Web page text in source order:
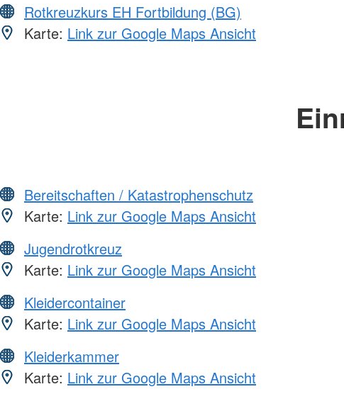
Rotkreuzkurs EH Fortbildung (BG)
Karte: Link zur Google Maps Ansicht
Bereitschaften / Katastrophenschutz
Karte: Link zur Google Maps Ansicht
Jugendrotkreuz
Karte: Link zur Google Maps Ansicht
Kleidercontainer
Karte: Link zur Google Maps Ansicht
Kleiderkammer
Karte: Link zur Google Maps Ansicht